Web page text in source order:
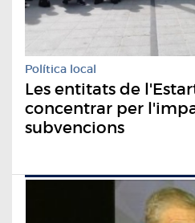
Política local
Les entitats de
concentrar per
subvencions